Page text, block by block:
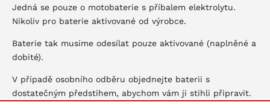
Jedná se pouze o motobaterie s příbalem elektrolytu.
Nikoliv pro baterie aktivované od výrobce.
Baterie tak musíme odesílat pouze aktivované (naplněné a
dobité).
V případě osobního odběru objednejte baterii s
dostatečným předstihem, abychom vám ji stihli připravit.